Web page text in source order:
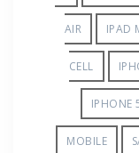
AIR IPAD
CELL
IPHONE
MOBILE